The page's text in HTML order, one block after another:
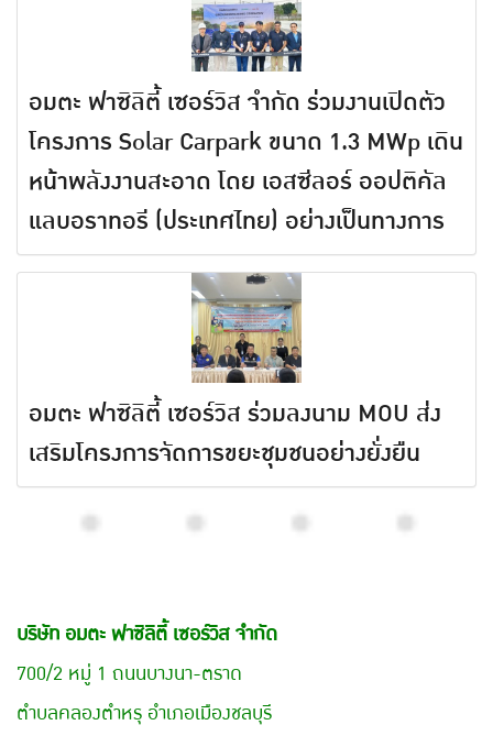
อมตะ ฟาซิลิตี้ เซอร์วิส จํากัด ร่วมงานเปิดตัว
โครงการ Solar Carpark ขนาด 1.3 MWp เดิน
หน้าพลังงานสะอาด โดย เอสซีลอร์ ออปติคัล
แลบอราทอรี (ประเทศไทย) อย่างเป็นทางการ
อมตะ ฟาซิลิตี้ เซอร์วิส ร่วมลงนาม MOU ส่ง
เสริมโครงการจัดการขยะชุมชนอย่างยั่งยืน
บริษัท อมตะ ฟาซิลิตี้ เซอร์วิส จำกัด
700/2 หมู่ 1 ถนนบางนา-ตราด
ตำบลคลองตำหรุ อำเภอเมืองชลบุรี